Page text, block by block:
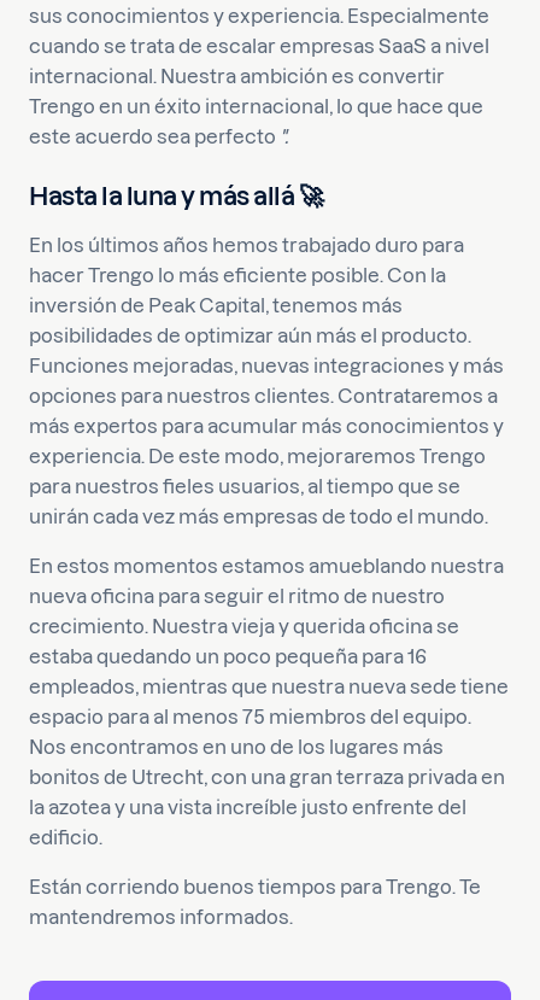
sus conocimientos y experiencia. Especialmente
cuando se trata de escalar empresas SaaS a nivel
internacional. Nuestra ambición es convertir
Trengo en un éxito internacional, lo que hace que
este acuerdo sea perfecto ".
Hasta la luna y más allá 🚀
En los últimos años hemos trabajado duro para
hacer Trengo lo más eficiente posible. Con la
inversión de Peak Capital, tenemos más
posibilidades de optimizar aún más el producto.
Funciones mejoradas, nuevas integraciones y más
opciones para nuestros clientes. Contrataremos a
más expertos para acumular más conocimientos y
experiencia. De este modo, mejoraremos Trengo
para nuestros fieles usuarios, al tiempo que se
unirán cada vez más empresas de todo el mundo.
En estos momentos estamos amueblando nuestra
nueva oficina para seguir el ritmo de nuestro
crecimiento. Nuestra vieja y querida oficina se
estaba quedando un poco pequeña para 16
empleados, mientras que nuestra nueva sede tiene
espacio para al menos 75 miembros del equipo.
Nos encontramos en uno de los lugares más
bonitos de Utrecht, con una gran terraza privada en
la azotea y una vista increíble justo enfrente del
edificio.
Están corriendo buenos tiempos para Trengo. Te
mantendremos informados.